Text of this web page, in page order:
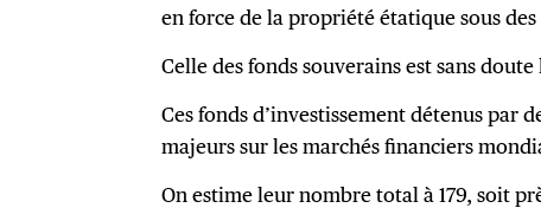
en force de la propriété étatique sous
Celle des fonds souverains est sans
Ces fonds d’investissement détenus par
majeurs sur les marchés financiers
On estime leur nombre total à 179, soit